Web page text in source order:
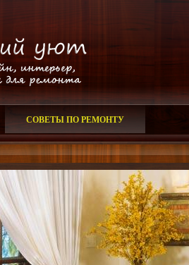
СОВЕТЫ ПО РЕМОНТУ